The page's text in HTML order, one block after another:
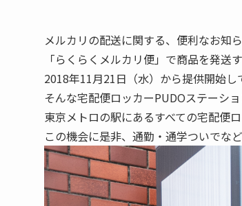
メルカリの配送に関する、便利なお知ら
「らくらくメルカリ便」で商品を発
2018年11月21日（水）から提供開始
そんな宅配便ロッカーPUDOステーショ
東京メトロの駅にあるすべての宅配便
この機会に是非、通勤・通学ついでな